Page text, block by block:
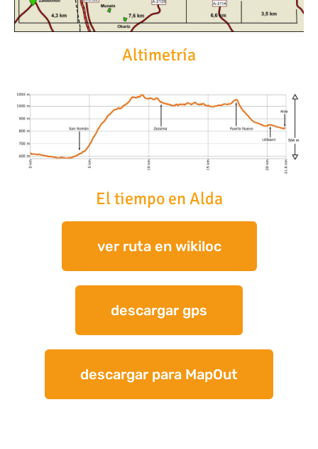
Altimetría
El tiempo en Alda
ver ruta en wikiloc
descargar gps
descargar para MapOut